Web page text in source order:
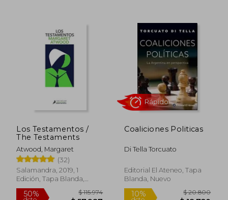
40%
dcto.
Los Testamentos /
The Testaments
Atwood, Margaret
(32)
Salamandra, 2019, 1
Edición, Tapa Blanda,
Nuevo
Coaliciones Politicas
Di Tella Torcuato
Editorial El Ateneo, Tapa
Blanda, Nuevo